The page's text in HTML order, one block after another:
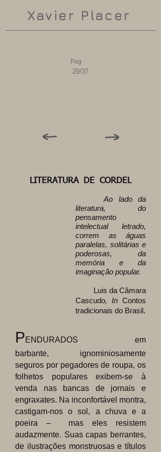
Xavier Placer
Ao lado da
literatura, do
pensamento
intelectual letrado,
correm as águas
paralelas, solitárias e
poderosas, da
memória e da
imaginação popular.
Luis da Câmara
Cascudo, In Contos
tradicionais do Brasil.
PENDURADOS em
barbante, ignominiosamente
seguros por pegadores de roupa, os
folhetos populares exibem-se à
venda nas bancas de jornais e
engraxates. Na inconfortável montra,
castigam-nos o sol, a chuva e a
poeira – mas eles resistem
audazmente. Suas capas berrantes,
de ilustrações monstruosas e títulos
LITERATURA DE CORDEL
Pag
29/37